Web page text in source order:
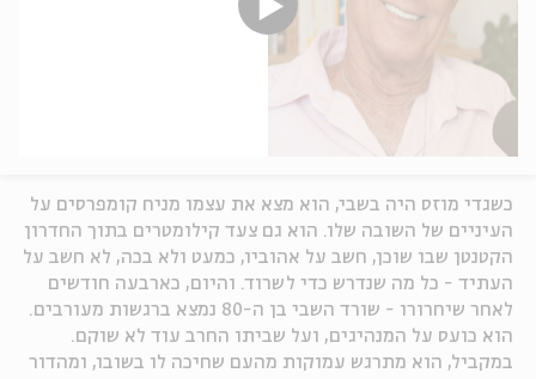
כשגדי מוזס היה בשבי, הוא מצא את עצמו מניח קומפרסים על
העיניים של השובה שלו. הוא גם צעד קילומטרים בתוך החדרון
הקטנטן שבו שוכן, חשב על אהוביו, כמעט ולא בכה, לא חשב על
העתיד - כל מה שנדרש כדי לשרוד. והיום, כארבעה חודשים
לאחר שיחרורו - שורד השבי בן ה-80 נמצא ברגשות מעורבים.
הוא כועס על המנהיגים, ועל שביתו החרב עוד לא שוקם.
במקביל, הוא מתרגש עמוקות מהעם שחיכה לו בשובו, ומהדור